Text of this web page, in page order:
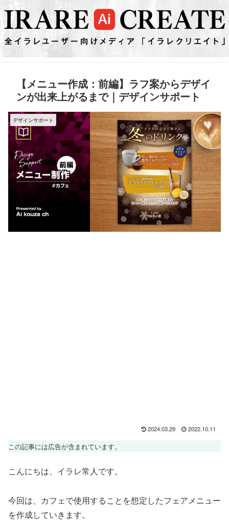
【メニュー作成：前編】ラフ案からデザイ
ンが出来上がるまで｜デザインサポート
デザインサポート
2024.03.29 2022.10.11
この記事には広告が含まれています。
こんにちは、イラレ常人です。
今回は、カフェで使用することを想定したフェアメニュー
を作成していきます。